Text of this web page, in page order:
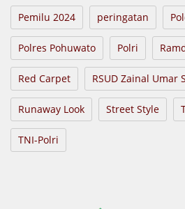
Pemilu 2024 peringatan
Polres Pohuwato Polri
Red Carpet RSUD Zainal Umar
Runaway Look Street Style
TNI-Polri